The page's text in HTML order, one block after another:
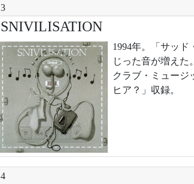
3
SNIVILISATION
1994年。「サッ
じった音が増えた
クラブ・ミュージ
ヒア？」収録。
4